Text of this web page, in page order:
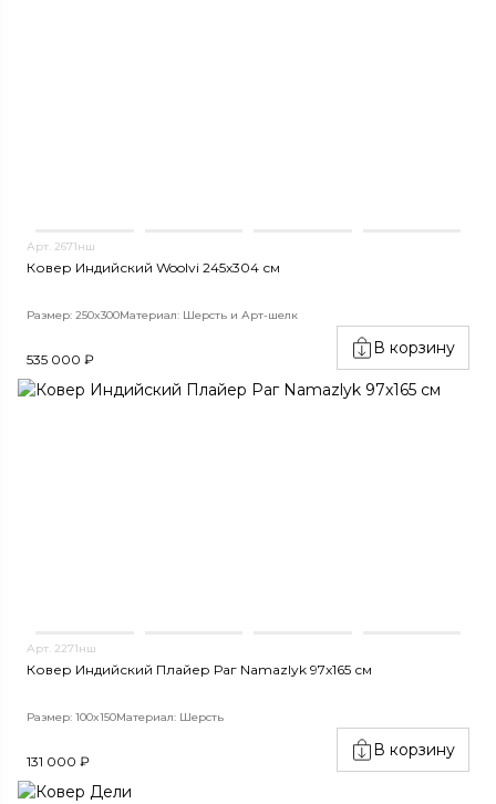
Арт. 2671нш
Ковер Индийский Woolvi 245x304 см
Размер: 250x300Материал: Шерсть и Арт-шелк
535 000 ₽
В корзину
Арт. 2271нш
Ковер Индийский Плайер Раг Namazlyk 97x165 см
Размер: 100x150Материал: Шерсть
131 000 ₽
В корзину